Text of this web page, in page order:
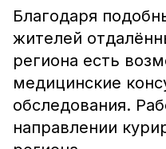
Благодаря
жителей
региона есть
медицинские
обследования.
направлении